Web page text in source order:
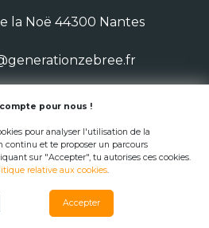
la Noë 44300 Nantes
Zébrée 2026
pour nous !
pour analyser l'utilisation de la
continu et te proposer un parcours
sur "Accepter", tu autorises ces cookies.
relative aux cookies.
Accepter